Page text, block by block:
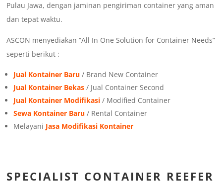
Pulau Jawa, dengan jaminan pengiriman container yang aman
dan tepat waktu.
ASCON menyediakan “All In One Solution for Container Needs”
seperti berikut :
Jual Kontainer Baru / Brand New Container
Jual Kontainer Bekas / Jual Container Second
Jual Kontainer Modifikasi / Modified Container
Sewa Kontainer Baru / Rental Container
Melayani Jasa Modifikasi Kontainer
SPECIALIST CONTAINER REEFER